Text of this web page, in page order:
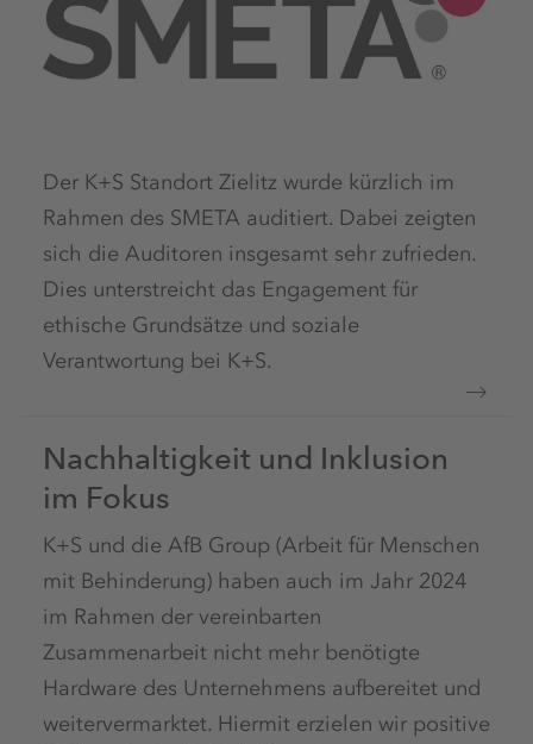
Der K+S Standort Zielitz wurde kürzlich im
Rahmen des SMETA auditiert. Dabei zeigten
sich die Auditoren insgesamt sehr zufrieden.
Dies unterstreicht das Engagement für
ethische Grundsätze und soziale
Verantwortung bei K+S.
Nachhaltigkeit und Inklusion
im Fokus
K+S und die AfB Group (Arbeit für Menschen
mit Behinderung) haben auch im Jahr 2024
im Rahmen der vereinbarten
Zusammenarbeit nicht mehr benötigte
Hardware des Unternehmens aufbereitet und
weitervermarktet. Hiermit erzielen wir positive